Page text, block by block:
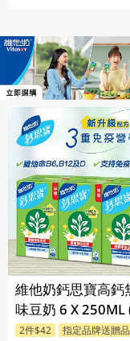
維他奶鈣思寶高鈣
味豆奶 6 X 250ML
包裝隨機發貨)
2件$42 指定品牌送贈品